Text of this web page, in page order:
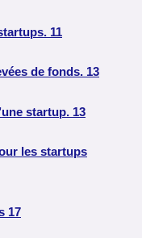
11
de fonds. 13
startup. 13
les startups
17